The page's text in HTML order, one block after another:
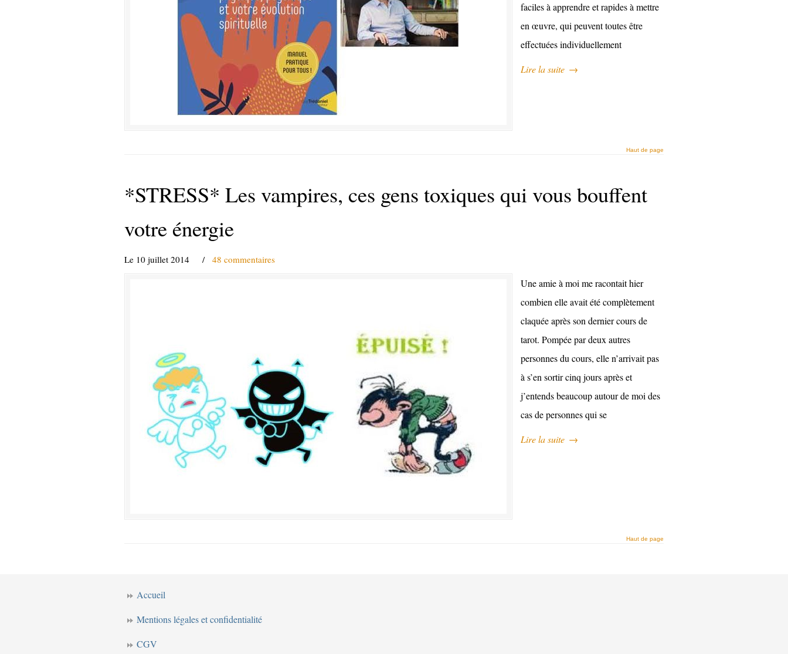
faciles à apprendre et rapides à mettre
en œuvre, qui peuvent toutes être
effectuées individuellement
Lire la suite →
Haut de page
*STRESS* Les vampires, ces gens toxiques qui vous bouffent
votre énergie
Le 10 juillet 2014 / 48 commentaires
Une amie à moi me racontait hier
combien elle avait été complètement
claquée après son dernier cours de
tarot. Pompée par deux autres
personnes du cours, elle n’arrivait pas
à s’en sortir cinq jours après et
j’entends beaucoup autour de moi des
cas de personnes qui se
Lire la suite →
Haut de page
Accueil
Mentions légales et confidentialité
CGV